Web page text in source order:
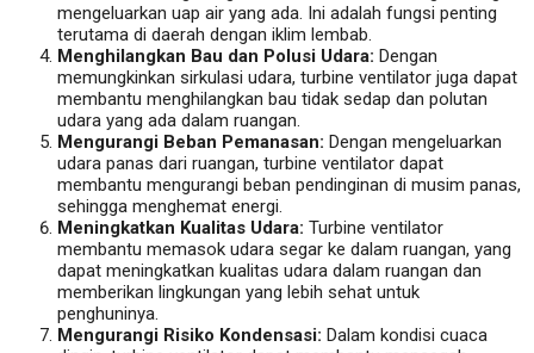
mengeluarkan uap air yang ada. Ini adalah fungsi penting
terutama di daerah dengan iklim lembab.
Menghilangkan Bau dan Polusi Udara: Dengan
memungkinkan sirkulasi udara, turbine ventilator juga dapat
membantu menghilangkan bau tidak sedap dan polutan
udara yang ada dalam ruangan.
Mengurangi Beban Pemanasan: Dengan mengeluarkan
udara panas dari ruangan, turbine ventilator dapat
membantu mengurangi beban pendinginan di musim panas,
sehingga menghemat energi.
Meningkatkan Kualitas Udara: Turbine ventilator
membantu memasok udara segar ke dalam ruangan, yang
dapat meningkatkan kualitas udara dalam ruangan dan
memberikan lingkungan yang lebih sehat untuk
penghuninya.
Mengurangi Risiko Kondensasi: Dalam kondisi cuaca